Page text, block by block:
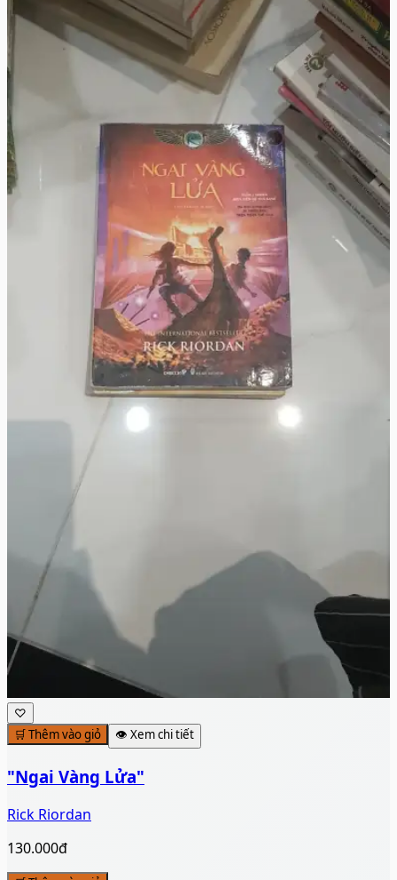
🛒 Thêm vào giỏ
👁️ Xem chi tiết
"Trận Đấu Mùa Đông"
Jean-Claude Mourlevat
198.000đ
🛒 Thêm vào giỏ
Xem chi tiết "Ngai Vàng Lửa"